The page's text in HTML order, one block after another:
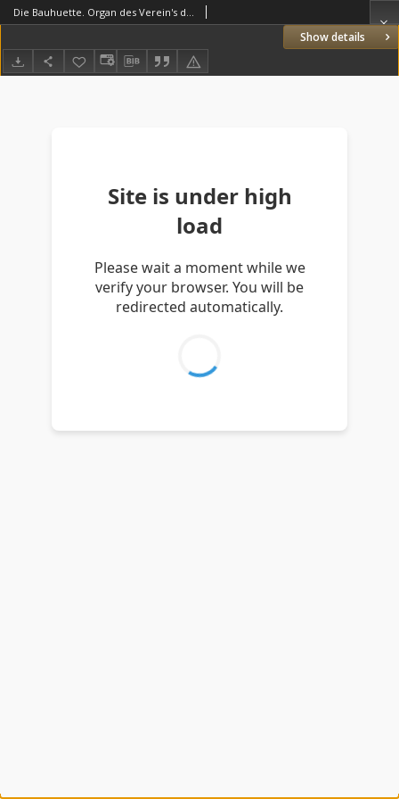
Show details
Die Bauhuette. Organ des Verein's deutscher Freimaurer 1878.04.27 Jg.21 Nr17